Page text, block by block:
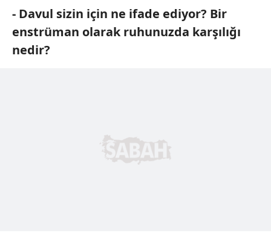
- Davul sizin için ne ifade ediyor? Bir
enstrüman olarak ruhunuzda karşılığı
nedir?